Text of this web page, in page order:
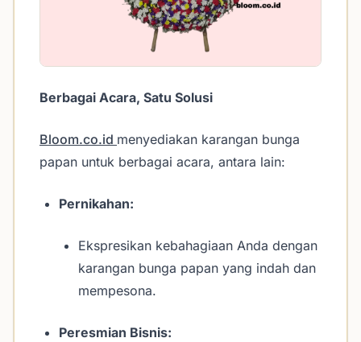
Berbagai Acara, Satu Solusi
Bloom.co.id menyediakan karangan bunga
papan untuk berbagai acara, antara lain:
Pernikahan:
Ekspresikan kebahagiaan Anda dengan
karangan bunga papan yang indah dan
mempesona.
Peresmian Bisnis: